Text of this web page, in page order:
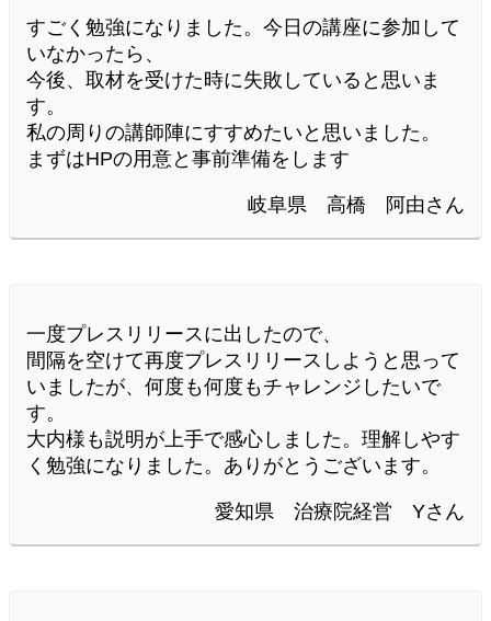
すごく勉強になりました。今日の講座に参加して
いなかったら、
今後、取材を受けた時に失敗していると思いま
す。
私の周りの講師陣にすすめたいと思いました。
まずはHPの用意と事前準備をします
岐阜県 高橋 阿由さん
一度プレスリリースに出したので、
間隔を空けて再度プレスリリースしようと思って
いましたが、何度も何度もチャレンジしたいで
す。
大内様も説明が上手で感心しました。理解しやす
く勉強になりました。ありがとうございます。
愛知県 治療院経営 Yさん